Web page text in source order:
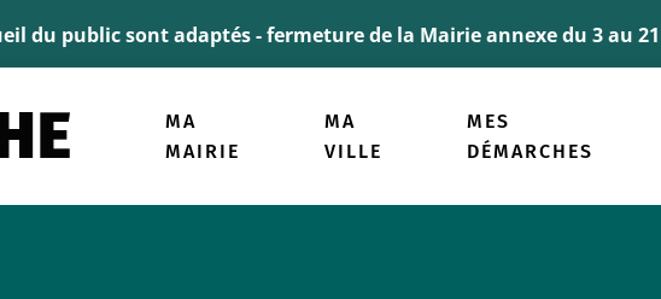
du public sont adaptés - fermeture de la Mairie annexe du 3 au
MA
MAIRIE
MA
VILLE
MES
DÉMARCHES